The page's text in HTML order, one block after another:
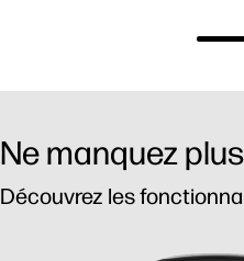
Ne manquez
Découvrez les